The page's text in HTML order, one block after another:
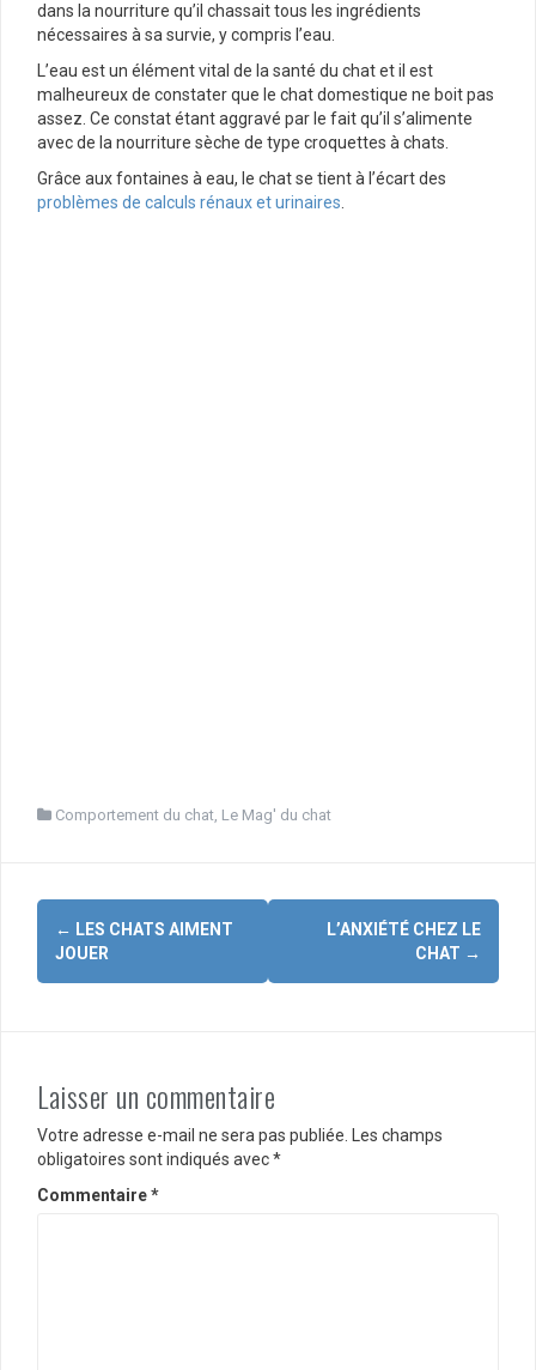
dans la nourriture qu’il chassait tous les ingrédients
nécessaires à sa survie, y compris l’eau.
L’eau est un élément vital de la santé du chat et il est
malheureux de constater que le chat domestique ne boit pas
assez. Ce constat étant aggravé par le fait qu’il s’alimente
avec de la nourriture sèche de type croquettes à chats.
Grâce aux fontaines à eau, le chat se tient à l’écart des
problèmes de calculs rénaux et urinaires
Comportement du chat, Le Mag' du chat
Navigation
d'article
← LES CHATS AIMENT
JOUER
L’ANXIÉTÉ CHEZ LE
CHAT →
Laisser un commentaire
Votre adresse e-mail ne sera pas publiée.
Les champs
obligatoires sont indiqués avec*
Commentaire*